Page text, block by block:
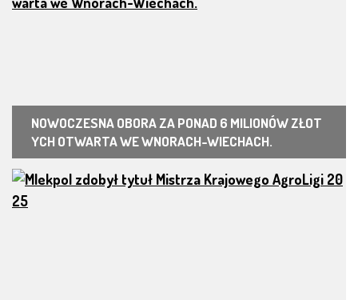
NOWOCZESNA OBORA ZA PONAD 6 MILIONÓW ZŁOT
YCH OTWARTA WE WNORACH-WIECHACH.